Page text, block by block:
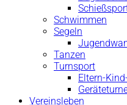
Schwimmen
Segeln
Tanzen
Turnsport
Eltern-
Vereinsleben